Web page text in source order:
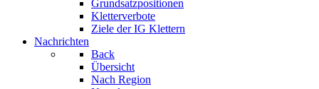
Grundsatzpositionen
Kletterverbote
Ziele der IG Klettern
Nachrichten
Back
Übersicht
Nach Region